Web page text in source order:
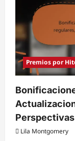
Premios por
Lila Montgomery